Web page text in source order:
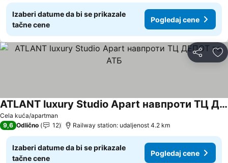
Izaberi datume da bi se prikazale
tačne cene
Pogledaj cene
Deli
Cela kuća/apartman
ATLANT luxury Studio Apart навпроти ТЦ ДЕПОТ та АТБ
9,6 Odlično 12 Railway station: udaljenost 4.2 km
Izaberi datume da bi se prikazale
tačne cene
Pogledaj cene